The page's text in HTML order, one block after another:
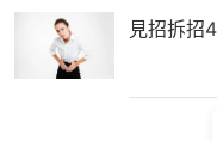
見招拆招